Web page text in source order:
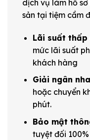
dịch vụ làm hồ
sản tại tiệm cầm
Lãi suất thấp
mức lãi suất
khách hàng
Giải ngân
hoặc chuyển
phút.
Bảo mật
tuyệt đối